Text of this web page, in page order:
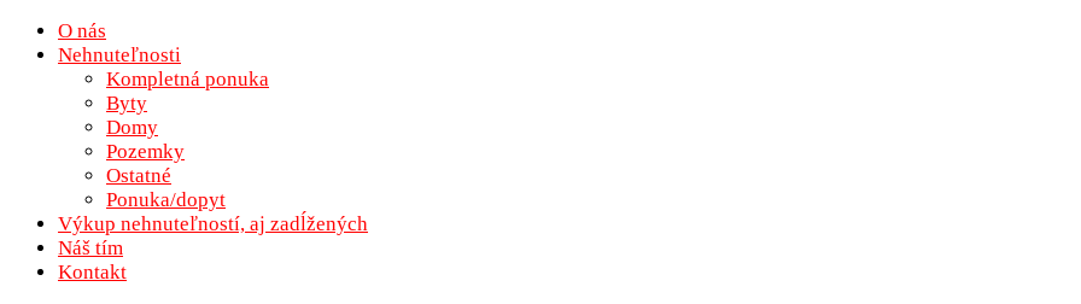
O nás
Nehnuteľnosti
Kompletná ponuka
Byty
Domy
Pozemky
Ostatné
Ponuka/dopyt
Výkup nehnuteľností, aj zadĺžených
Náš tím
Kontakt